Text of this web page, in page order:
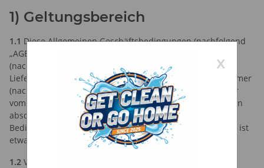
1) Geltungsbereich
1.1 Diese Allgemeinen Geschäftsbedingungen (nachfolgend
„AGB“) des Dennis Grube, handelnd unter „Soapy City“
(nachfolgend „Verkäufer"), gelten für alle Verträge zur
Lieferung von Waren, die ein Verbraucher oder Unternehmer
(nachfolgend „Kunde“) mit dem Verkäufer hinsichtlich der
vom Verkäufer in seinem Online-Shop dargestellten Waren
abschließt. Hiermit wird der Einbeziehung von eigenen
Bedingungen des Kunden widersprochen, es sei denn, es ist
etwas anderes vereinbart.
1.2 Verbraucher im Sinne dieser AGB ist jede natürliche
x